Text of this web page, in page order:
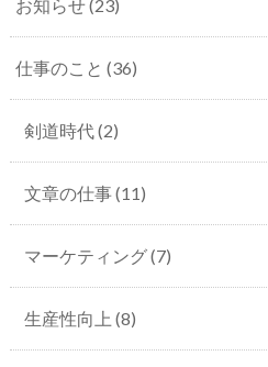
お知らせ(23)
仕事のこと (36)
剣道時代(2)
文章の仕事(11)
マーケティング(7)
生産性向上 (8)